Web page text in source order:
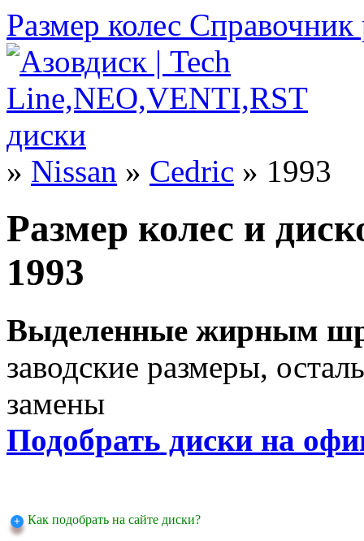
Размер колес Справочник
» Nissan » Cedric » 1993
Размер колес и
1993
Выделенные жирным
заводские размеры,
замены
Подобрать диски на
Как подобрать на сайте диски?